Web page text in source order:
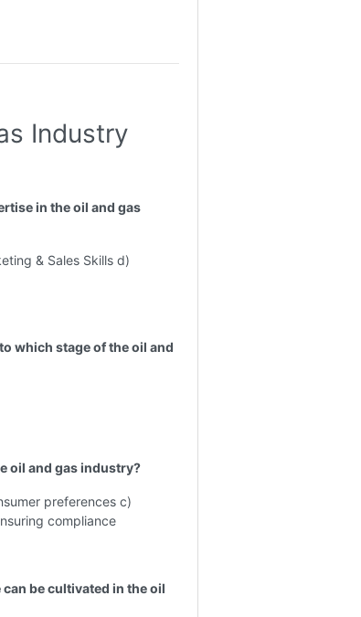
Industry
in the oil and gas
& Sales Skills d)
which stage of the oil and
oil and gas industry?
preferences c)
compliance
be cultivated in the oil